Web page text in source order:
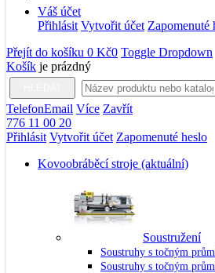
Váš účet
Přihlásit Vytvořit účet Zapomenuté
Přejít do košíku 0 Kč0 Toggle Dropdown
Košík je prázdný
TelefonEmail Více Zavřít
776 11 00 20
Přihlásit Vytvořit účet Zapomenuté heslo
Kovoobráběcí stroje (aktuální)
Soustružení
Soustruhy s točným
Soustruhy s točným